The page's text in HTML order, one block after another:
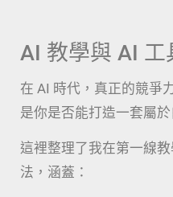
AI 教學與 AI 工
在 AI 時代，真正的競爭
是你是否能打造一套屬
這裡整理了我在第一線
法，涵蓋：